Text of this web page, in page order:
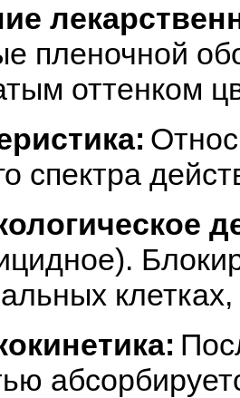
пленочной
оттенком
спектра